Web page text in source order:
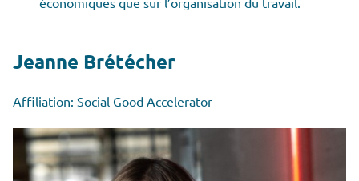
Jeanne Brétécher
Affiliation: Social Good Accelerator